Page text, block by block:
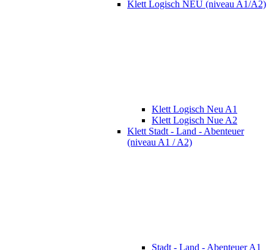
Klett Logisch NEU (niveau A1/A2)
Klett Logisch Neu A1
Klett Logisch Nue A2
Klett Stadt - Land - Abenteuer
(niveau A1 / A2)
Stadt - Land - Abenteuer A1